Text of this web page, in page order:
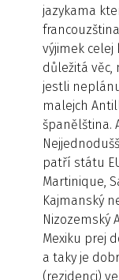
jazykama
výjimek celej
důležitá věc,
jestli
malejch
španělština.
patří státu
Martinique,
Kajmanský
Nizozemský
Mexiku prej
a taky je
(rezidenci)